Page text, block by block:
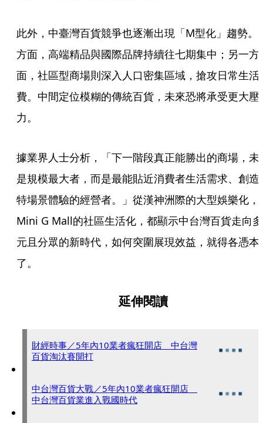
此外，中臺灣百貨競爭也逐漸出現「M型化」趨勢。
方面，高端精品與國際品牌持續往七期集中；另一方
面，社區型商場則深入人口密集區域，搶攻日常生活
費。中間定位模糊的傳統百貨，未來恐將承受更大壓
力。
據業界人士分析，「下一階段真正能勝出的商場，未
是規模最大者，而是最能貼近消費者生活需求、創造
特場景體驗的經營者。」從漢神洲際的大型娛樂化，
Mini G Mall的社區生活化，都顯示中台灣百貨走向多
元且分眾的新時代，如何突圍展現效益，就得各憑本
了。
延伸閱讀
財經時事／5年內10業者瘋狂開店 中台灣
百貨淘汰賽開打
中台灣百貨大戰／5年內10業者瘋狂開店
中台灣百貨業進入戰國時代